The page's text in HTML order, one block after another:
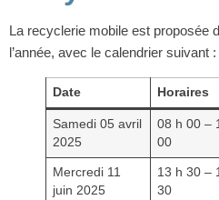
La recyclerie mobile est proposée
l’année, avec le calendrier suivant :
Date Horaires
Samedi 05 avril
2025
08 h 00 –
00
Mercredi 11
juin 2025
13 h 30 –
30